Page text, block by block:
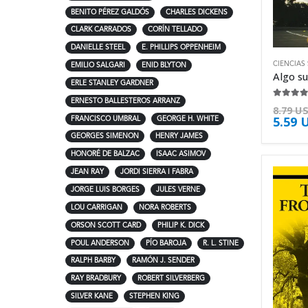
CIENCIAS
8.79
5.59
BENITO PÉREZ GALDÓS CHARLES DICKENS
CLARK CARRADOS CORÍN TELLADO
DANIELLE STEEL E. PHILLIPS OPPENHEIM
EMILIO SALGARI ENID BLYTON
ERLE STANLEY GARDNER
ERNESTO BALLESTEROS ARRANZ
FRANCISCO UMBRAL GEORGE H. WHITE
GEORGES SIMENON HENRY JAMES
HONORÉ DE BALZAC ISAAC ASIMOV
JEAN RAY JORDI SIERRA I FABRA
JORGE LUIS BORGES JULES VERNE
LOU CARRIGAN NORA ROBERTS
ORSON SCOTT CARD PHILIP K. DICK
POUL ANDERSON PÍO BAROJA R. L. STINE
RALPH BARBY RAMÓN J. SENDER
RAY BRADBURY ROBERT SILVERBERG
SILVER KANE STEPHEN KING